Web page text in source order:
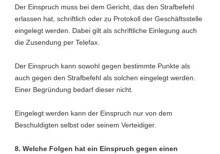
Der Einspruch muss bei dem Gericht, das den Strafbefehl
erlassen hat, schriftlich oder zu Protokoll der Geschäftsstelle
eingelegt werden. Dabei gilt als schriftliche Einlegung auch
die Zusendung per Telefax.
Der Einspruch kann sowohl gegen bestimmte Punkte als
auch gegen den Strafbefehl als solchen eingelegt werden.
Einer Begründung bedarf dieser nicht.
Eingelegt werden kann der Einspruch nur von dem
Beschuldigten selbst oder seinem Verteidiger.
8. Welche Folgen hat ein Einspruch gegen einen